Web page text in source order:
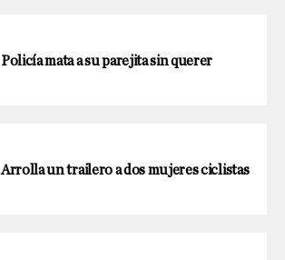
Policía mata a su parejita sin querer
Arrolla un trailero a dos mujeres ciclistas